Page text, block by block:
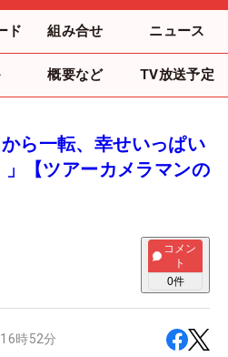
ド 組み合せ ニュース
概要など TV放送予定
ら一転、幸せいっぱい
【ツアーカメラマンの
コメン
ト
0件
時52分